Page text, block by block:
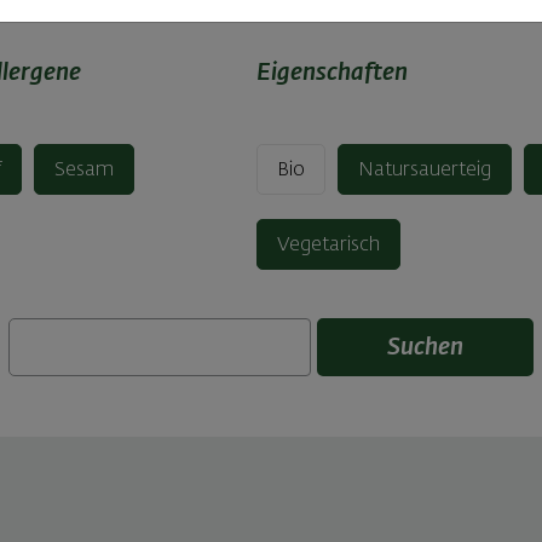
Sesam
Eigenschaften
Bio Natursauerteig
Vegetarisch
Suchen